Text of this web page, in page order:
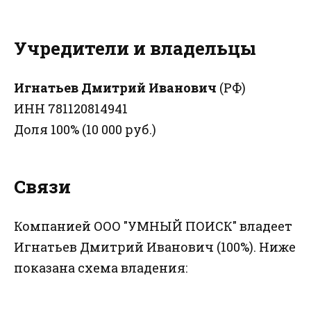
Учредители и владельцы
Игнатьев Дмитрий Иванович (РФ)
ИНН 781120814941
Доля 100% (10 000 руб.)
Связи
Компанией ООО "УМНЫЙ ПОИСК" владеет
Игнатьев Дмитрий Иванович (100%). Ниже
показана схема владения: